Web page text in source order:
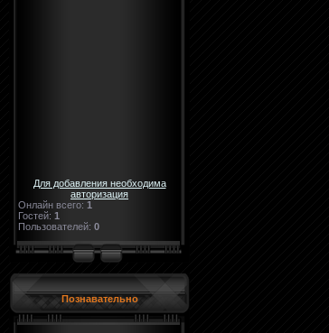
Для добавления необходима
авторизация
Онлайн всего: 1
Гостей: 1
Пользователей: 0
Познавательно